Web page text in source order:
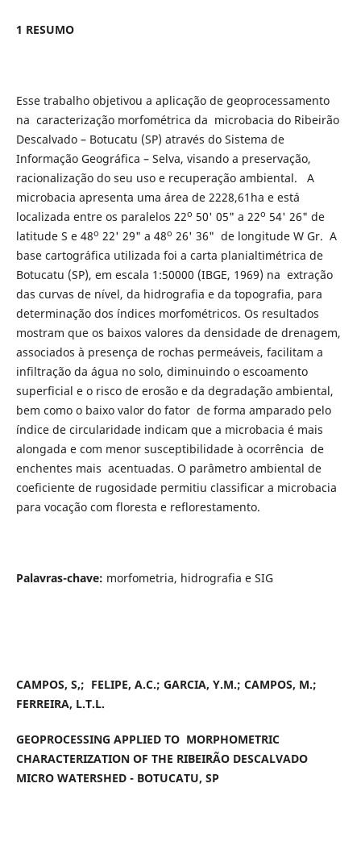
1 RESUMO
Esse trabalho objetivou a aplicação de geoprocessamento
na caracterização morfométrica da microbacia do Ribeirão
Descalvado – Botucatu (SP) através do Sistema de
Informação Geográfica – Selva, visando a preservação,
racionalização do seu uso e recuperação ambiental. A
microbacia apresenta uma área de 2228,61ha e está
localizada entre os paralelos 22o 50' 05" a 22o 54' 26" de
latitude S e 48o 22' 29" a 48o 26' 36" de longitude W Gr. A
base cartográfica utilizada foi a carta planialtimétrica de
Botucatu (SP), em escala 1:50000 (IBGE, 1969) na extração
das curvas de nível, da hidrografia e da topografia, para
determinação dos índices morfométricos. Os resultados
mostram que os baixos valores da densidade de drenagem,
associados à presença de rochas permeáveis, facilitam a
infiltração da água no solo, diminuindo o escoamento
superficial e o risco de erosão e da degradação ambiental,
bem como o baixo valor do fator de forma amparado pelo
índice de circularidade indicam que a microbacia é mais
alongada e com menor susceptibilidade à ocorrência de
enchentes mais acentuadas. O parâmetro ambiental de
coeficiente de rugosidade permitiu classificar a microbacia
para vocação com floresta e reflorestamento.
Palavras-chave: morfometria, hidrografia e SIG
CAMPOS, S,; FELIPE, A.C.; GARCIA, Y.M.; CAMPOS, M.;
FERREIRA, L.T.L.
GEOPROCESSING APPLIED TO MORPHOMETRIC
CHARACTERIZATION OF THE RIBEIRÃO DESCALVADO
MICRO WATERSHED - BOTUCATU, SP